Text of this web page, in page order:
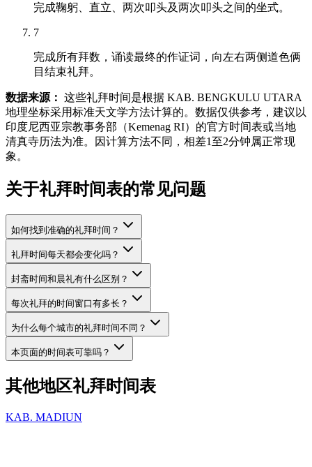
完成鞠躬、直立、两次叩头及两次叩头之间的坐式。
7
完成所有拜数，诵读最终的作证词，向左右两侧道色俩
目结束礼拜。
数据来源： 这些礼拜时间是根据 KAB. BENGKULU UTARA
地理坐标采用标准天文学方法计算的。数据仅供参考，建议以
印度尼西亚宗教事务部（Kemenag RI）的官方时间表或当地
清真寺历法为准。因计算方法不同，相差1至2分钟属正常现
象。
关于礼拜时间表的常见问题
如何找到准确的礼拜时间？
礼拜时间每天都会变化吗？
封斋时间和晨礼有什么区别？
每次礼拜的时间窗口有多长？
为什么每个城市的礼拜时间不同？
本页面的时间表可靠吗？
其他地区礼拜时间表
KAB. MADIUN